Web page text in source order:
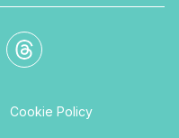
Cookie Policy